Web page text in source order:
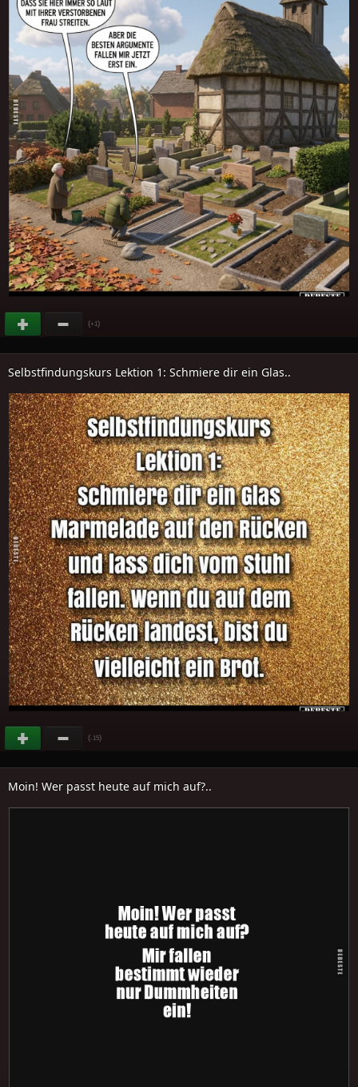
(+1)
Selbstfindungskurs Lektion 1: Schmiere dir ein Glas..
(-15)
Moin! Wer passt heute auf mich auf?..